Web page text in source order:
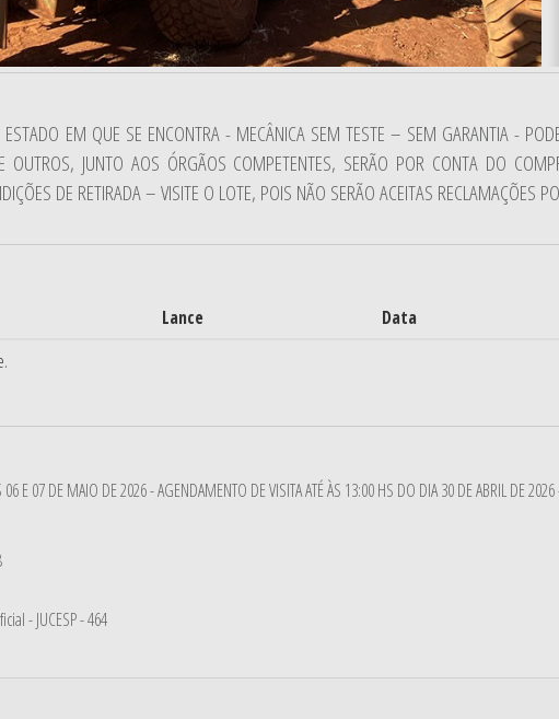
EM QUE SE ENCONTRA - MECÂNICA SEM TESTE – SEM GARANTIA -
OUTROS, JUNTO AOS ÓRGÃOS COMPETENTES, SERÃO POR CONTA DO
DE RETIRADA – VISITE O LOTE, POIS NÃO SERÃO ACEITAS RECLAMAÇÕES
Lance Data
E 07 DE MAIO DE 2026 - AGENDAMENTO DE VISITA ATÉ ÀS 13:00 HS DO DIA 30 DE ABRIL DE
- JUCESP - 464